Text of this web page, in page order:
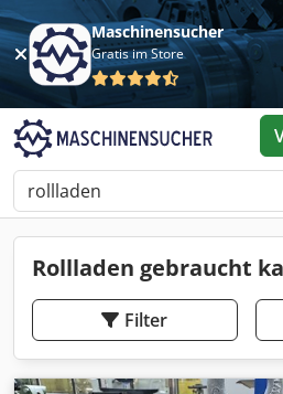
Maschinensucher
Gratis im Store
Rollladen gebraucht
Filter